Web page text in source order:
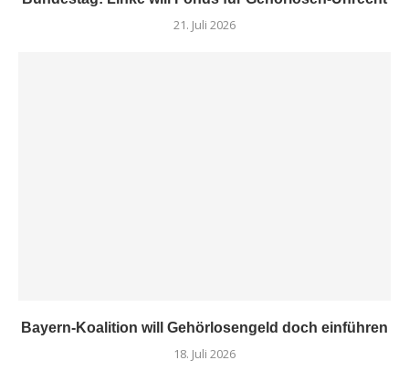
21. Juli 2026
Bayern-Koalition will Gehörlosengeld doch einführen
18. Juli 2026